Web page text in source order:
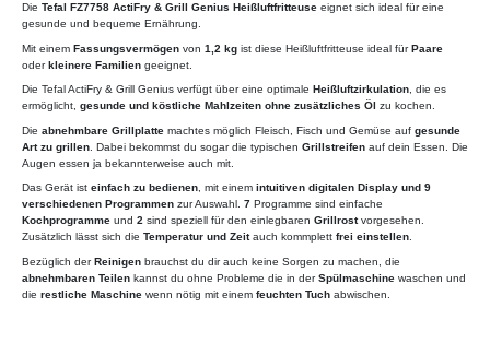
Die Tefal FZ7758 ActiFry & Grill Genius Heißluftfritteuse eignet sich ideal für eine
gesunde und bequeme Ernährung.
Mit einem Fassungsvermögen von 1,2 kg ist diese Heißluftfritteuse ideal fürPaare
oderkleinere Familien geeignet.
Die Tefal ActiFry & Grill Genius verfügt über eine optimale Heißluftzirkulation, die es
ermöglicht, gesunde und köstliche Mahlzeiten ohne zusätzliches Öl zu kochen.
Die abnehmbare Grillplatte machtes möglich Fleisch, Fisch und Gemüse auf gesunde
Art zu grillen . Dabei bekommst du sogar die typischen Grillstreifen auf dein Essen. Die
Augen essen ja bekannterweise auch mit.
Das Gerät ist einfach zu bedienen, mit einem intuitiven digitalen Display und 9
verschiedenen Programmen zur Auswahl. 7 Programme sind einfache
Kochprogramme und 2 sind speziell für den einlegbaren Grillrostvorgesehen.
Zusätzlich lässt sich die Temperatur und Zeitauch kommplett frei einstellen.
Bezüglich derReinigen brauchst du dir auch keine Sorgen zu machen, die
abnehmbaren Teilen kannst du ohne Probleme die in derSpülmaschine waschen und
die restliche Maschine wenn nötig mit einem feuchten Tuch abwischen.